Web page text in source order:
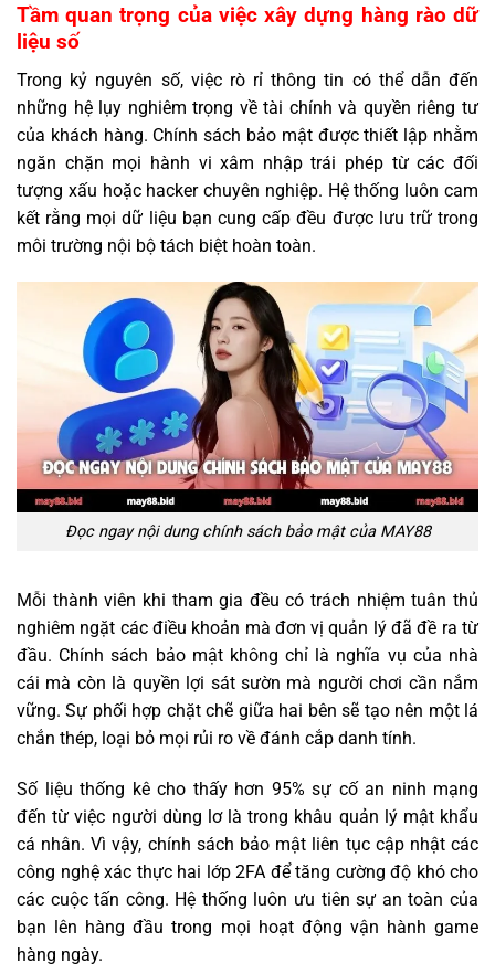
Tầm quan trọng của việc xây dựng hàng rào dữ
liệu số
Trong kỷ nguyên số, việc rò rỉ thông tin có thể dẫn đến
những hệ lụy nghiêm trọng về tài chính và quyền riêng tư
của khách hàng. Chính sách bảo mật được thiết lập nhằm
ngăn chặn mọi hành vi xâm nhập trái phép từ các đối
tượng xấu hoặc hacker chuyên nghiệp. Hệ thống luôn cam
kết rằng mọi dữ liệu bạn cung cấp đều được lưu trữ trong
môi trường nội bộ tách biệt hoàn toàn.
Đọc ngay nội dung chính sách bảo mật của MAY88
Mỗi thành viên khi tham gia đều có trách nhiệm tuân thủ
nghiêm ngặt các điều khoản mà đơn vị quản lý đã đề ra từ
đầu. Chính sách bảo mật không chỉ là nghĩa vụ của nhà
cái mà còn là quyền lợi sát sườn mà người chơi cần nắm
vững. Sự phối hợp chặt chẽ giữa hai bên sẽ tạo nên một lá
chắn thép, loại bỏ mọi rủi ro về đánh cắp danh tính.
Số liệu thống kê cho thấy hơn 95% sự cố an ninh mạng
đến từ việc người dùng lơ là trong khâu quản lý mật khẩu
cá nhân. Vì vậy, chính sách bảo mật liên tục cập nhật các
công nghệ xác thực hai lớp 2FA để tăng cường độ khó cho
các cuộc tấn công. Hệ thống luôn ưu tiên sự an toàn của
bạn lên hàng đầu trong mọi hoạt động vận hành game
hàng ngày.